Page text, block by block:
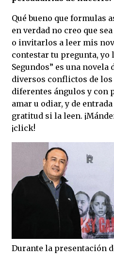
Qué bueno que formulas
en verdad no creo que
o invitarlos a leer mis
contestar tu pregunta, yo
Segundos” es una novela
diversos conflictos de los
diferentes ángulos y con
amar u odiar, y de
gratitud si la leen.
¡click!
Durante la presentación